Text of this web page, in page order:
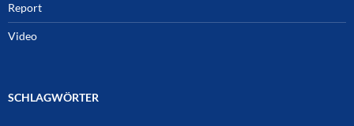
Report
Video
SCHLAGWÖRTER